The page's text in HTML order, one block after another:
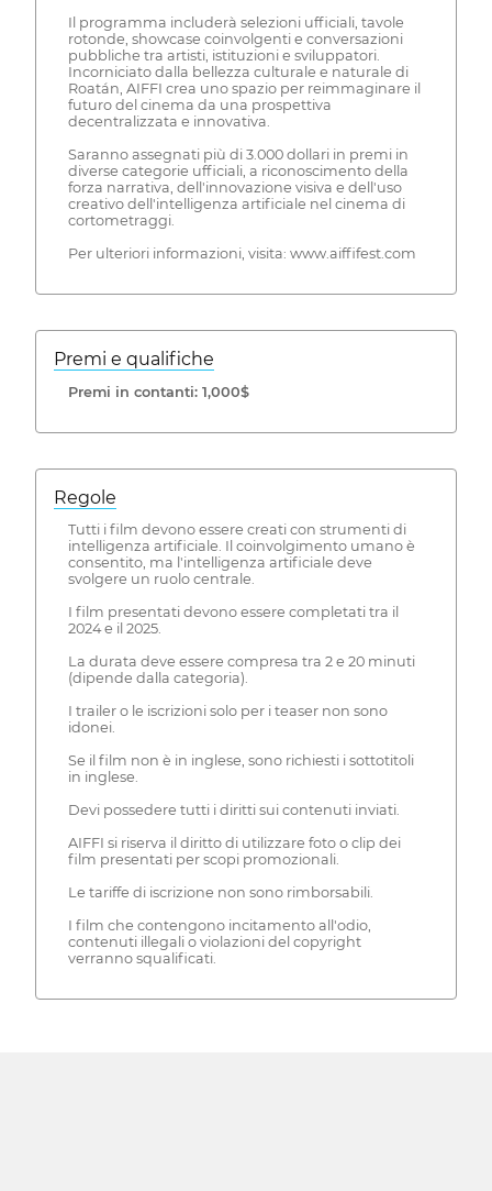
Il programma includerà selezioni ufficiali, tavole
rotonde, showcase coinvolgenti e conversazioni
pubbliche tra artisti, istituzioni e sviluppatori.
Incorniciato dalla bellezza culturale e naturale di
Roatán, AIFFI crea uno spazio per reimmaginare il
futuro del cinema da una prospettiva
decentralizzata e innovativa.
Saranno assegnati più di 3.000 dollari in premi in
diverse categorie ufficiali, a riconoscimento della
forza narrativa, dell'innovazione visiva e dell'uso
creativo dell'intelligenza artificiale nel cinema di
cortometraggi.
Per ulteriori informazioni, visita: www.aiffifest.com
Premi e qualifiche
Premi in contanti: 1,000$
Regole
Tutti i film devono essere creati con strumenti di
intelligenza artificiale. Il coinvolgimento umano è
consentito, ma l'intelligenza artificiale deve
svolgere un ruolo centrale.
I film presentati devono essere completati tra il
2024 e il 2025.
La durata deve essere compresa tra 2 e 20 minuti
(dipende dalla categoria).
I trailer o le iscrizioni solo per i teaser non sono
idonei.
Se il film non è in inglese, sono richiesti i sottotitoli
in inglese.
Devi possedere tutti i diritti sui contenuti inviati.
AIFFI si riserva il diritto di utilizzare foto o clip dei
film presentati per scopi promozionali.
Le tariffe di iscrizione non sono rimborsabili.
I film che contengono incitamento all'odio,
contenuti illegali o violazioni del copyright
verranno squalificati.